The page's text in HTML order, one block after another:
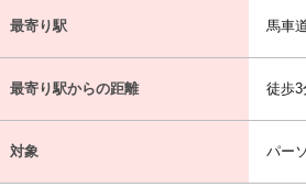
最寄り駅 馬車
最寄り駅からの距離 徒歩3
対象 パー